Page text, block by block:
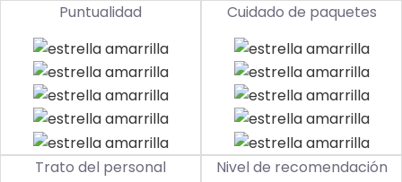
Puntualidad Cuidado de paquetes
Trato del personal Nivel de recomendación